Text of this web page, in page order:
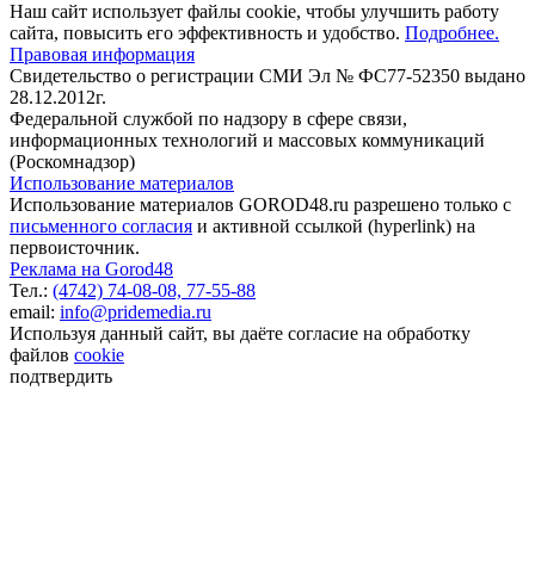
Наш сайт использует файлы cookie, чтобы улучшить работу
сайта, повысить его эффективность и удобство. Подробнее.
Правовая информация
Свидетельство о регистрации СМИ Эл № ФС77-52350 выдано
28.12.2012г.
Федеральной службой по надзору в сфере связи,
информационных технологий и массовых коммуникаций
(Роскомнадзор)
Использование материалов
Использование материалов GOROD48.ru разрешено только с
письменного согласия и активной ссылкой (hyperlink) на
первоисточник.
Реклама на Gorod48
Тел.: (4742) 74-08-08, 77-55-88
email: info@pridemedia.ru
Используя данный сайт, вы даёте согласие на обработку
файлов cookie
подтвердить